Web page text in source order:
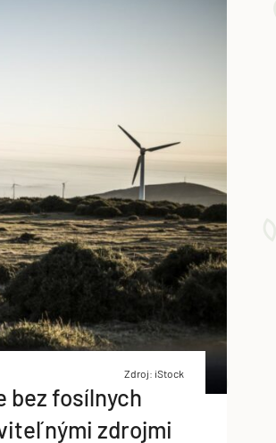
Zdroj: iStock
bez fosílnych
zdrojmi